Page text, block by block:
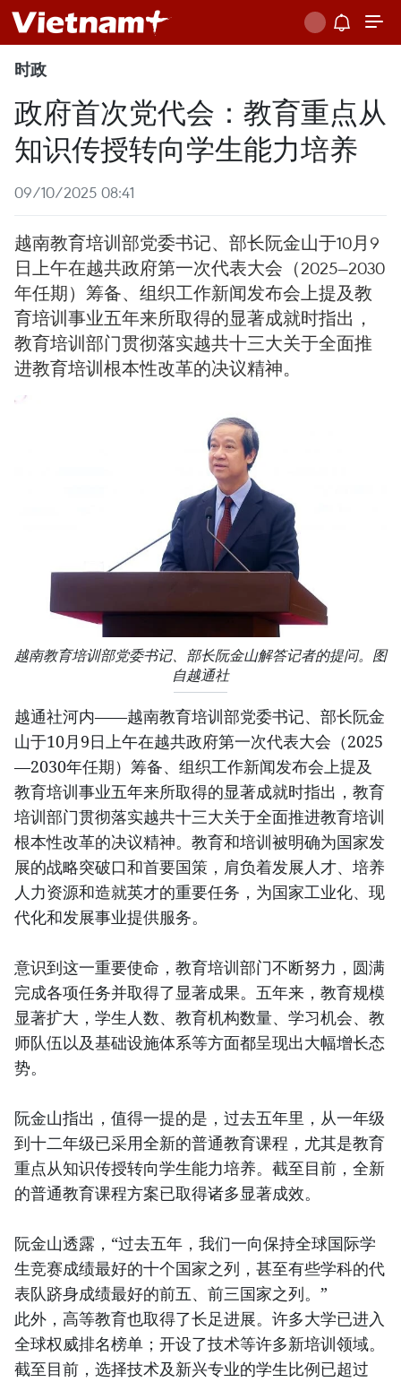
时政
政府首次党代会：教育重点从
知识传授转向学生能力培养
09/10/2025 08:41
越南教育培训部党委书记、部长阮金山于10月9
日上午在越共政府第一次代表大会（2025—2030
年任期）筹备、组织工作新闻发布会上提及教
育培训事业五年来所取得的显著成就时指出，
教育培训部门贯彻落实越共十三大关于全面推
进教育培训根本性改革的决议精神。
越南教育培训部党委书记、部长阮金山解答记者的提问。图
自越通社
越通社河内——越南教育培训部党委书记、部长阮金
山于10月9日上午在越共政府第一次代表大会（2025
—2030年任期）筹备、组织工作新闻发布会上提及
教育培训事业五年来所取得的显著成就时指出，教育
培训部门贯彻落实越共十三大关于全面推进教育培训
根本性改革的决议精神。教育和培训被明确为国家发
展的战略突破口和首要国策，肩负着发展人才、培养
人力资源和造就英才的重要任务，为国家工业化、现
代化和发展事业提供服务。
意识到这一重要使命，教育培训部门不断努力，圆满
完成各项任务并取得了显著成果。五年来，教育规模
显著扩大，学生人数、教育机构数量、学习机会、教
师队伍以及基础设施体系等方面都呈现出大幅增长态
势。
阮金山指出，值得一提的是，过去五年里，从一年级
到十二年级已采用全新的普通教育课程，尤其是教育
重点从知识传授转向学生能力培养。截至目前，全新
的普通教育课程方案已取得诸多显著成效。
阮金山透露，“过去五年，我们一向保持全球国际学
生竞赛成绩最好的十个国家之列，甚至有些学科的代
表队跻身成绩最好的前五、前三国家之列。”
此外，高等教育也取得了长足进展。许多大学已进入
全球权威排名榜单；开设了技术等许多新培训领域。
截至目前，选择技术及新兴专业的学生比例已超过